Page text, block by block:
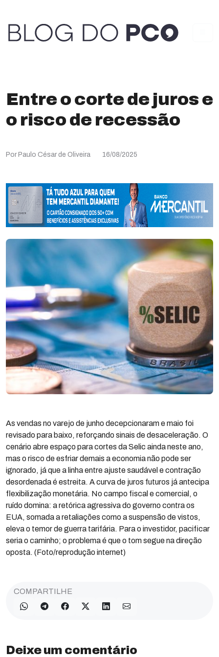
Entre o corte de juros e
o risco de recessão
Por Paulo César de Oliveira 16/08/2025
As vendas no varejo de junho decepcionaram e maio foi
revisado para baixo, reforçando sinais de desaceleração. O
cenário abre espaço para cortes da Selic ainda neste ano,
mas o risco de esfriar demais a economia não pode ser
ignorado, já que a linha entre ajuste saudável e contração
desordenada é estreita. A curva de juros futuros já antecipa
flexibilização monetária. No campo fiscal e comercial, o
ruído domina: a retórica agressiva do governo contra os
EUA, somada a retaliações como a suspensão de vistos,
eleva o temor de guerra tarifária. Para o investidor, pacificar
seria o caminho; o problema é que o tom segue na direção
oposta. (Foto/reprodução internet)
COMPARTILHE
Deixe um comentário